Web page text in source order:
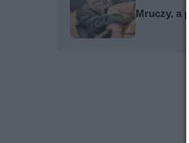
Mruczy, a